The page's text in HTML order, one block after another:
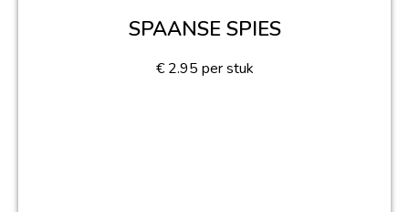
SPAANSE SPIES
€ 2.95 per stuk